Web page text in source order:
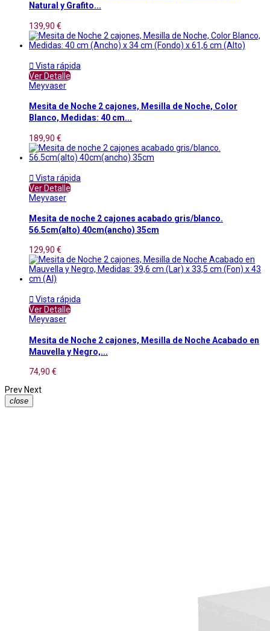
Natural y Grafito...
139,90 €
 Vista rápida
Ver Detalle
Meyvaser
Mesita de Noche 2 cajones, Mesilla de Noche, Color
Blanco, Medidas: 40 cm...
189,90 €
 Vista rápida
Ver Detalle
Meyvaser
Mesita de noche 2 cajones acabado gris/blanco.
56.5cm(alto) 40cm(ancho) 35cm
129,90 €
 Vista rápida
Ver Detalle
Meyvaser
Mesita de Noche 2 cajones, Mesilla de Noche Acabado en
Mauvella y Negro,...
74,90 €
Prev Next
close